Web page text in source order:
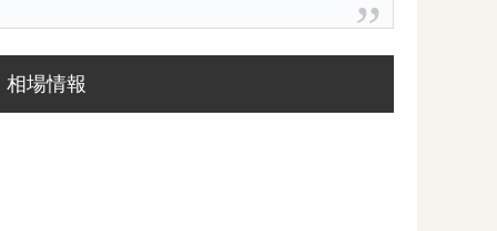
相場情報